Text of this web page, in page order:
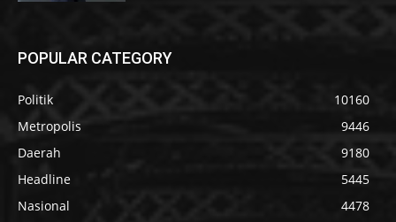
POPULAR CATEGORY
Politik
10160
Metropolis
9446
Daerah
9180
Headline
5445
Nasional
4478